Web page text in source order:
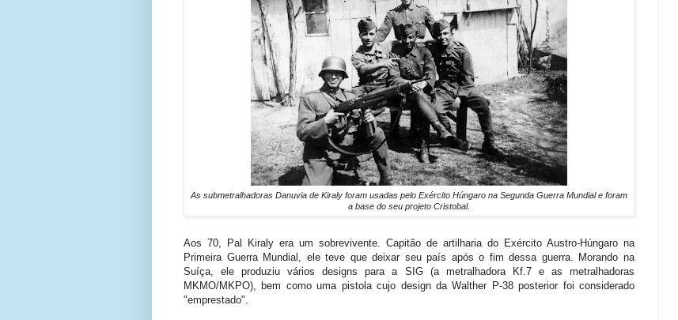
As submetralhadoras Danuvia de Kiraly foram usadas pelo Exército Húngaro na Segunda Guerra Mundial e foram
a base do seu projeto Cristobal.
Aos 70, Pal Kiraly era um sobrevivente. Capitão de artilharia do Exército Austro-Húngaro na
Primeira Guerra Mundial, ele teve que deixar seu país após o fim dessa guerra. Morando na
Suíça, ele produziu vários designs para a SIG (a metralhadora Kf.7 e as metralhadoras
MKMO/MKPO), bem como uma pistola cujo design da Walther P-38 posterior foi considerado
"emprestado".